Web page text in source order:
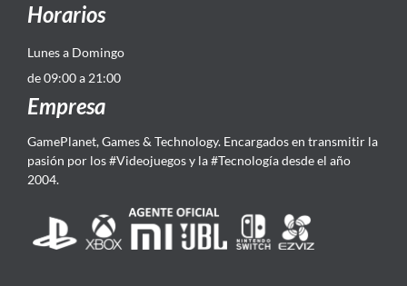
Horarios
Lunes a Domingo
de 09:00 a 21:00
Empresa
GamePlanet, Games & Technology. Encargados en transmitir la
pasión por los #Videojuegos y la #Tecnología desde el año
2004.